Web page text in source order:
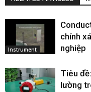
Instrument
chính
nghiệp
Tiêu
lường